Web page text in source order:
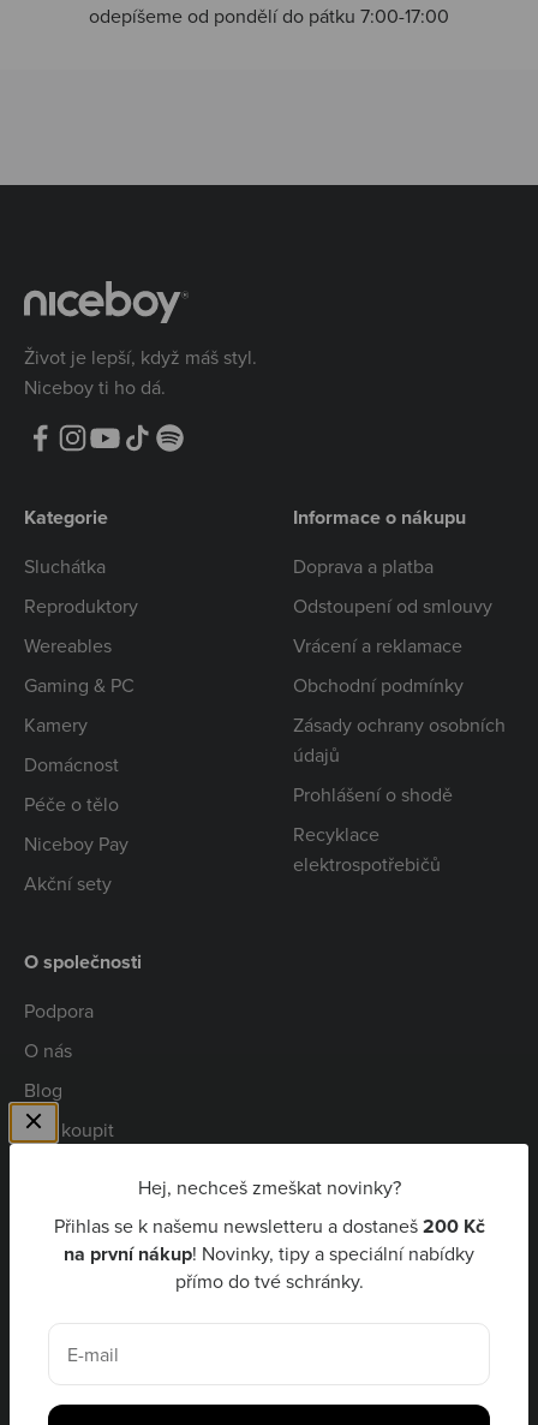
Hej, nechceš zmeškat novinky?
Přihlas se k našemu newsletteru a dostaneš200 Kč
na první nákup! Novinky, tipy a speciální nabídky
přímo do tvé schránky.
E-mail
odepíšeme od pondělí do pátku 7:00-17:00
Život je lepší, když máš styl.
Niceboy ti ho dá.
Kategorie
Sluchátka
Reproduktory
Wereables
Gaming & PC
Kamery
Domácnost
Péče o tělo
Niceboy Pay
Akční sety
Informace o nákupu
Doprava a platba
Odstoupení od smlouvy
Vrácení a reklamace
Obchodní podmínky
Zásady ochrany osobních
údajů
Prohlášení o shodě
Recyklace
elektrospotřebičů
O společnosti
Podpora
O nás
Blog
Kde koupit
Niceboy Pay
CZK Kč